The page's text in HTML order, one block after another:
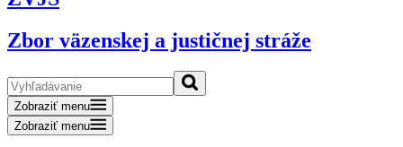
Zbor väzenskej a justičnej stráže
Zobraziť menu
Zobraziť menu